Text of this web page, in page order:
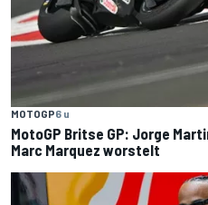
MOTOGP6 u
MotoGP Britse GP: Jorge
Marc Marquez worstelt